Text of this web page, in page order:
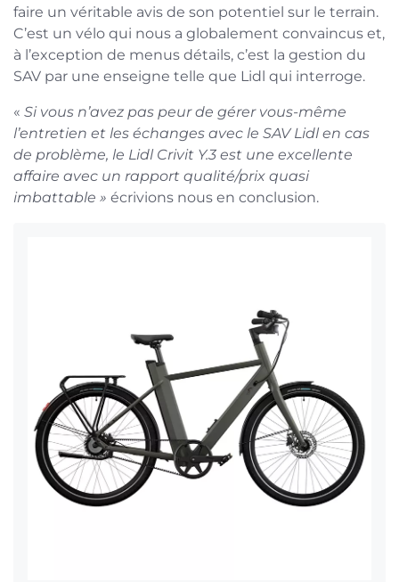
faire un véritable avis de son potentiel sur le terrain.
C’est un vélo qui nous a globalement convaincus et,
à l’exception de menus détails, c’est la gestion du
SAV par une enseigne telle que Lidl qui interroge.
« Si vous n’avez pas peur de gérer vous-même
l’entretien et les échanges avec le SAV Lidl en cas
de problème, le Lidl Crivit Y.3 est une excellente
affaire avec un rapport qualité/prix quasi
imbattable » écrivions nous en conclusion.